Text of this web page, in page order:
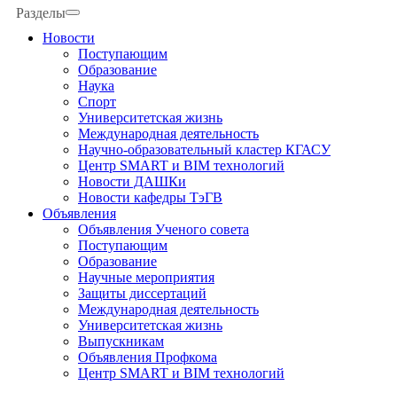
Разделы
Новости
Поступающим
Образование
Наука
Спорт
Университетская жизнь
Международная деятельность
Научно-образовательный кластер КГАСУ
Центр SMART и BIM технологий
Новости ДАШКи
Новости кафедры ТэГВ
Объявления
Объявления Ученого совета
Поступающим
Образование
Научные мероприятия
Защиты диссертаций
Международная деятельность
Университетская жизнь
Выпускникам
Объявления Профкома
Центр SMART и BIM технологий